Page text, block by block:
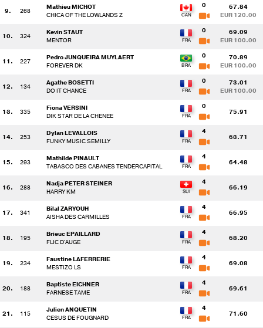
9. 268
Mathieu MICHOT
CHICA OF THE LOWLANDS Z
0 67.84
EUR 120.00
10. 324
Kevin STAUT
MENTOR
0 69.09
EUR 100.00
11. 227
Pedro JUNQUEIRA MUYLAERT
FOREVER DK
0 70.89
EUR 100.00
12. 134
Agathe BOSETTI
DO IT CHANCE
0 73.01
EUR 100.00
13. 335
Fiona VERSINI
DIK STAR DE LA CHENEE
0
75.91
14. 253
Dylan LEVALLOIS
FUNKY MUSIC SEMILLY
4
63.71
15. 293
Mathilde PINAULT
TABASCO DES CABANES TENDERCAPITAL
4
64.48
16. 288
Nadja PETER STEINER
HARRY KM
4
66.19
17. 341
Bilal ZARYOUH
AISHA DES CARMILLES
4
66.95
18. 195
Brieuc EPAILLARD
FLIC D'AUGE
4
68.20
19. 234
Faustine LAFERRERIE
MESTIZO LS
4
69.08
20. 188
Baptiste EICHNER
FARNESE TAME
4
69.61
21. 115
Julien ANQUETIN
CESUS DE FOUGNARD
4
71.60